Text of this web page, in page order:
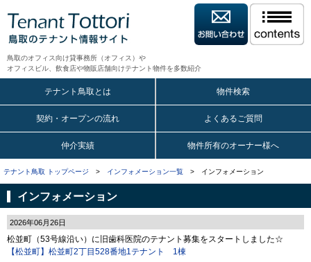
鳥取のオフィス向け貸事務所（オフィス）や
オフィスビル、飲食店や物販店舗向けテナント物件を多数紹介
テナント鳥取とは 物件検索
契約・オープンの流れ よくあるご質問
仲介実績 物件所有のオーナー様へ
テナント鳥取 トップページ > インフォメーション一覧 > インフォメーション
インフォメーション
2026年06月26日
松並町（53号線沿い）に旧歯科医院のテナント募集をスタートしました☆
【松並町】松並町2丁目528番地1テナント 1棟